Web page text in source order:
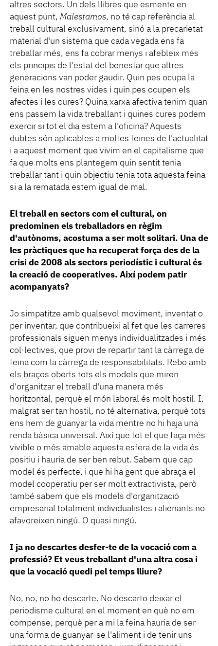
altres sectors. Un dels llibres que esmente en
aquest punt, Malestamos, no té cap referència al
treball cultural exclusivament, sinó a la precarietat
material d'un sistema que cada vegada ens fa
treballar més, ens fa cobrar menys i afebleix més
els principis de l'estat del benestar que altres
generacions van poder gaudir. Quin pes ocupa la
feina en les nostres vides i quin pes ocupen els
afectes i les cures? Quina xarxa afectiva tenim quan
ens passem la vida treballant i quines cures podem
exercir si tot el dia estem a l'oficina? Aquests
dubtes són aplicables a moltes feines de l'actualitat
i a aquest moment que vivim en el capitalisme que
fa que molts ens plantegem quin sentit tenia
treballar tant i quin objectiu tenia tota aquesta feina
si a la rematada estem igual de mal.
El treball en sectors com el cultural, on
predominen els treballadors en règim
d'autònoms, acostuma a ser molt solitari. Una de
les pràctiques que ha recuperat força des de la
crisi de 2008 als sectors periodístic i cultural és
la creació de cooperatives. Així podem patir
acompanyats?
Jo simpatitze amb qualsevol moviment, inventat o
per inventar, que contribueixi al fet que les carreres
professionals siguen menys individualitzades i més
col·lectives, que provi de repartir tant la càrrega de
feina com la càrrega de responsabilitats. Rebo amb
els braços oberts tots els models que miren
d'organitzar el treball d'una manera més
horitzontal, perquè el món laboral és molt hostil. I,
malgrat ser tan hostil, no té alternativa, perquè tots
ens hem de guanyar la vida mentre no hi haja una
renda bàsica universal. Així que tot el que faça més
vivible o més amable aquesta esfera de la vida és
positiu i hauria de ser ben rebut. Sabem que cap
model és perfecte, i que hi ha gent que abraça el
model cooperatiu per ser molt extractivista, però
també sabem que els models d'organització
empresarial totalment individualistes i alienants no
afavoreixen ningú. O quasi ningú.
I ja no descartes desfer-te de la vocació com a
professió? Et veus treballant d'una altra cosa i
que la vocació quedi pel temps lliure?
No, no, no ho descarte. No descarto deixar el
periodisme cultural en el moment en què no em
compense, perquè per a mi la feina hauria de ser
una forma de guanyar-se l'aliment i de tenir uns